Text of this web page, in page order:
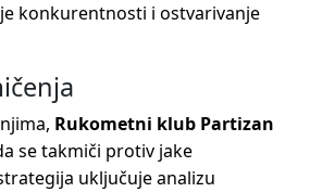
konkurentnosti i ostvarivanje
Rukometni klub Partizan
se takmiči protiv jake
uključuje analizu